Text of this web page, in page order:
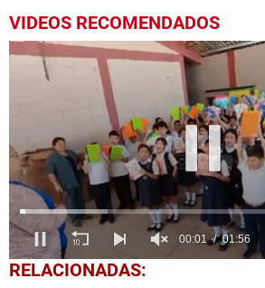
VIDEOS RECOMENDADOS
0
seconds
RELACIONADAS: